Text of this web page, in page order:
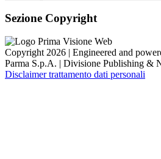
Sezione Copyright
Copyright 2026 | Engineered and
Parma S.p.A. | Divisione Publishing &
Disclaimer trattamento dati personali